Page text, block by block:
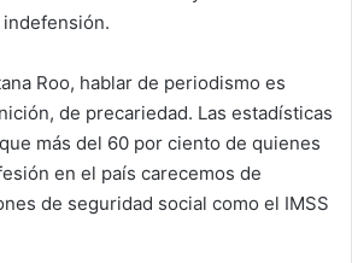
Roo, hablar de periodismo es
de precariedad. Las estadísticas
más del 60 por ciento de quienes
en el país carecemos de
de seguridad social como el IMSS